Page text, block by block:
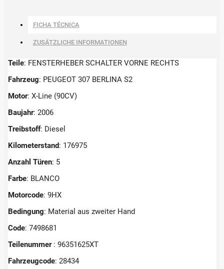
FICHA TÉCNICA
ZUSÄTZLICHE INFORMATIONEN
Teile: FENSTERHEBER SCHALTER VORNE RECHTS
Fahrzeug: PEUGEOT 307 BERLINA S2
Motor: X-Line (90CV)
Baujahr: 2006
Treibstoff: Diesel
Kilometerstand: 176975
Anzahl Türen: 5
Farbe: BLANCO
Motorcode: 9HX
Bedingung: Material aus zweiter Hand
Code: 7498681
Teilenummer : 96351625XT
Fahrzeugcode: 28434